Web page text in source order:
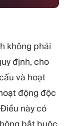
không phải
định, cho
và hoạt
động độc
này có